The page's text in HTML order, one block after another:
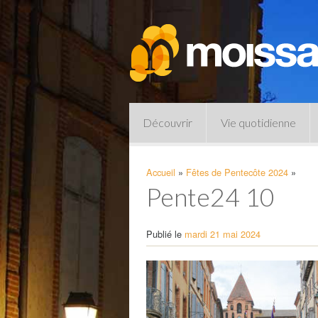
Découvrir Vie quotidienne
Pharmacies de garde
Accueil » Fêtes de Pentecôte 2024 »
Pente24 10
Publié le mardi 21 mai 2024